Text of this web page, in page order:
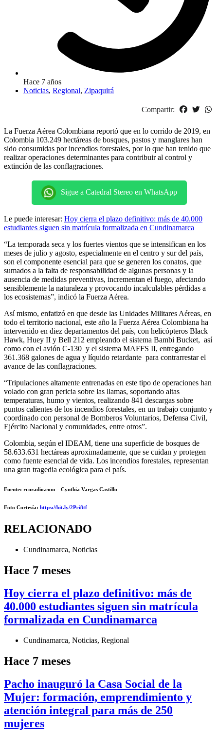
Hace 7 años
Noticias, Regional, Zipaquirá
Compartir:
La Fuerza Aérea Colombiana reportó que en lo corrido de 2019, en
Colombia 103.249 hectáreas de bosques, pastos y manglares han
sido consumidas por incendios forestales, por lo que han tenido que
realizar operaciones determinantes para contribuir al control y
extinción de las conflagraciones.
Sigue a Catedral Stereo en WhatsApp
Le puede interesar: Hoy cierra el plazo definitivo: más de 40.000
estudiantes siguen sin matrícula formalizada en Cundinamarca
“La temporada seca y los fuertes vientos que se intensifican en los
meses de julio y agosto, especialmente en el centro y sur del país,
son el componente esencial para que se generen los conatos, que
sumados a la falta de responsabilidad de algunas personas y la
ausencia de medidas preventivas, incrementan el fuego, afectando
sensiblemente la naturaleza y provocando incalculables pérdidas a
los ecosistemas”, indicó la Fuerza Aérea.
Así mismo, enfatizó en que desde las Unidades Militares Aéreas, en
todo el territorio nacional, este año la Fuerza Aérea Colombiana ha
intervenido en diez departamentos del país, con helicópteros Black
Hawk, Huey II y Bell 212 empleando el sistema Bambi Bucket, así
como con el avión C-130 y el sistema MAFFS II, entregando
361.368 galones de agua y líquido retardante para contrarrestar el
avance de las conflagraciones.
“Tripulaciones altamente entrenadas en este tipo de operaciones han
volado con gran pericia sobre las llamas, soportando altas
temperaturas, humo y vientos, realizando 841 descargas sobre
puntos calientes de los incendios forestales, en un trabajo conjunto y
coordinado con personal de Bomberos Voluntarios, Defensa Civil,
Ejército Nacional y comunidades, entre otros”.
Colombia, según el IDEAM, tiene una superficie de bosques de
58.633.631 hectáreas aproximadamente, que se cuidan y protegen
como fuente esencial de vida. Los incendios forestales, representan
una gran tragedia ecológica para el país.
Fuente: rcnradio.com – Cynthia Vargas Castillo
Foto Cortesía: https://bit.ly/2Pci8tf
RELACIONADO
Cundinamarca, Noticias
Hace 7 meses
Hoy cierra el plazo definitivo: más de
40.000 estudiantes siguen sin matrícula
formalizada en Cundinamarca
Cundinamarca, Noticias, Regional
Hace 7 meses
Pacho inauguró la Casa Social de la
Mujer: formación, emprendimiento y
atención integral para más de 250
mujeres